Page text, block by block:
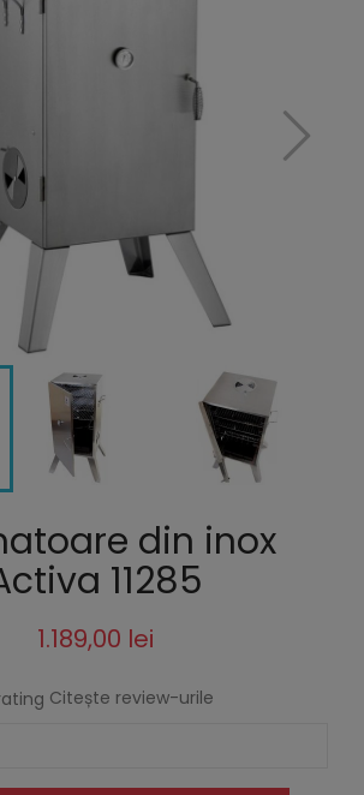
din inox
11285
1.189,00 lei
Citește review-urile